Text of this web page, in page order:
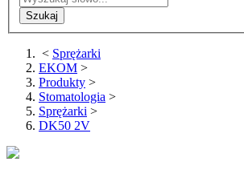
< Sprężarki
EKOM >
Produkty >
Stomatologia >
Sprężarki >
DK50 2V